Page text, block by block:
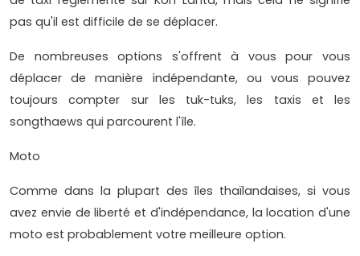
pas qu'il est difficile de se déplacer.
De nombreuses options s'offrent à vous pour vous
déplacer de manière indépendante, ou vous pouvez
toujours compter sur les tuk-tuks, les taxis et les
songthaews qui parcourent l'île.
Moto
Comme dans la plupart des îles thaïlandaises, si vous
avez envie de liberté et d'indépendance, la location d'une
moto est probablement votre meilleure option.